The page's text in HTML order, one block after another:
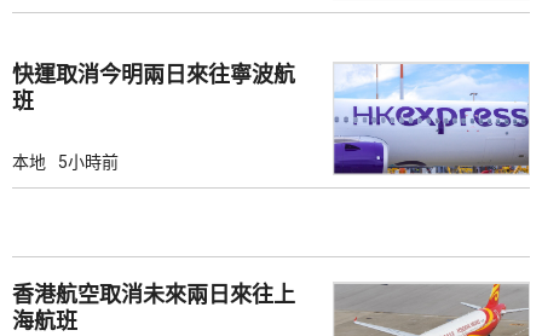
快運取消今明兩日來往寧波航
班
本地 5小時前
香港航空取消未來兩日來往上
海航班